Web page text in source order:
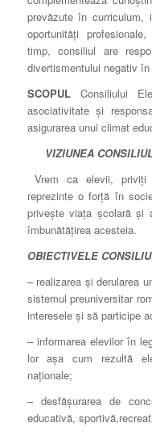
prevăzute în curriculum,
oportunităţi
timp, consiliul are
divertismentului negativ
SCOPULConsiliului
asociativitate şi
asigurarea unui climat
VIZIUNEA
Vrem ca elevii, priviţi
reprezinte o forţă în
priveşte viaţa şcolară şi
îmbunătăţirea acesteia.
OBIECTIVELE
– realizarea şi derularea
sistemul preuniversitar
interesele şi să participe
– informarea elevilor în
lor aşa cum rezultă
naţionale;
– desfăşurarea de
educativă,